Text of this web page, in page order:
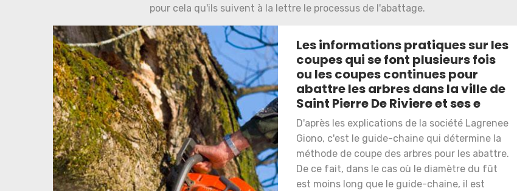
pour cela qu'ils suivent à la lettre le processus de l'abattage.
Les informations pratiques sur les
coupes qui se font plusieurs fois
ou les coupes continues pour
abattre les arbres dans la ville de
Saint Pierre De Riviere et ses e
D'après les explications de la société Lagrenee
Giono, c'est le guide-chaine qui détermine la
méthode de coupe des arbres pour les abattre.
De ce fait, dans le cas où le diamètre du fût
est moins long que le guide-chaine, il est